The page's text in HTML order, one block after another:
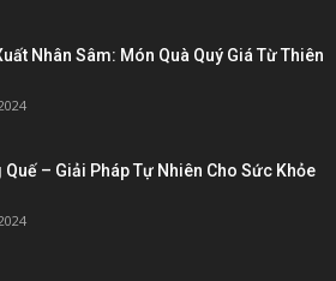
Nhân Sâm: Món Quà Quý Giá Từ Thiên
Quế – Giải Pháp Tự Nhiên Cho Sức Khỏe